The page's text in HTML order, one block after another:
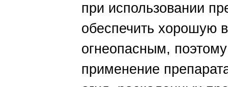
при использовании
обеспечить хорошую
огнеопасным,
применение